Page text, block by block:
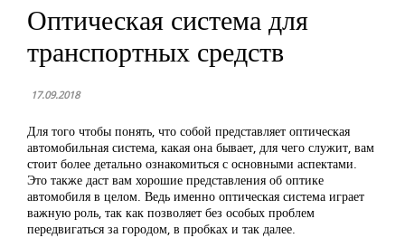
Оптическая система для
транспортных средств
17.09.2018
Для того чтобы понять, что собой представляет оптическая
автомобильная система, какая она бывает, для чего служит, вам
стоит более детально ознакомиться с основными аспектами.
Это также даст вам хорошие представления об оптике
автомобиля в целом. Ведь именно оптическая система играет
важную роль, так как позволяет без особых проблем
передвигаться за городом, в пробках и так далее.